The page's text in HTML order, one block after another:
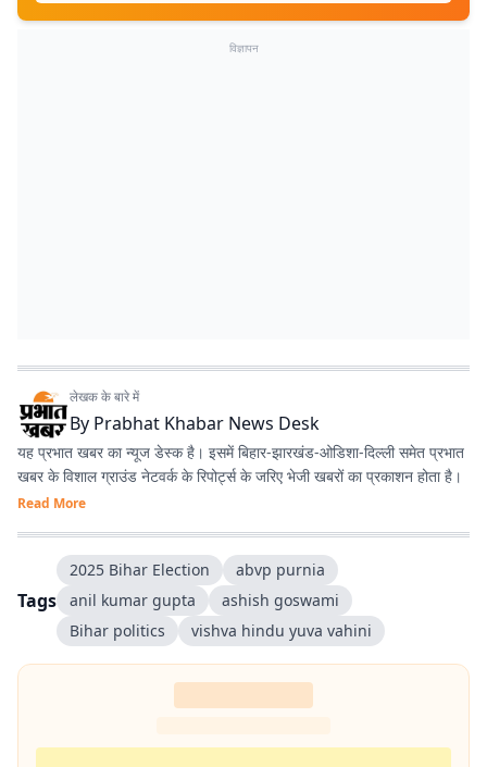
विज्ञापन
लेखक के बारे में
By Prabhat Khabar News Desk
यह प्रभात खबर का न्यूज डेस्क है। इसमें बिहार-झारखंड-ओडिशा-दिल्‍ली समेत प्रभात
खबर के विशाल ग्राउंड नेटवर्क के रिपोर्ट्स के जरिए भेजी खबरों का प्रकाशन होता है।
Read More
Tags
2025 Bihar Election
abvp purnia
anil kumar gupta
ashish goswami
Bihar politics
vishva hindu yuva vahini